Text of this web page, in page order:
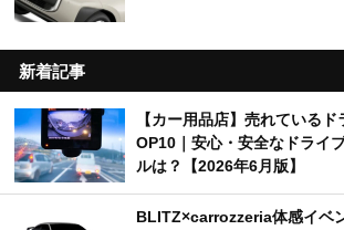
新着記事
【カー用品店】売れている
OP10｜安心・安全なドライ
ルは？【2026年6月版】
BLITZ×carrozzeria体感イベ